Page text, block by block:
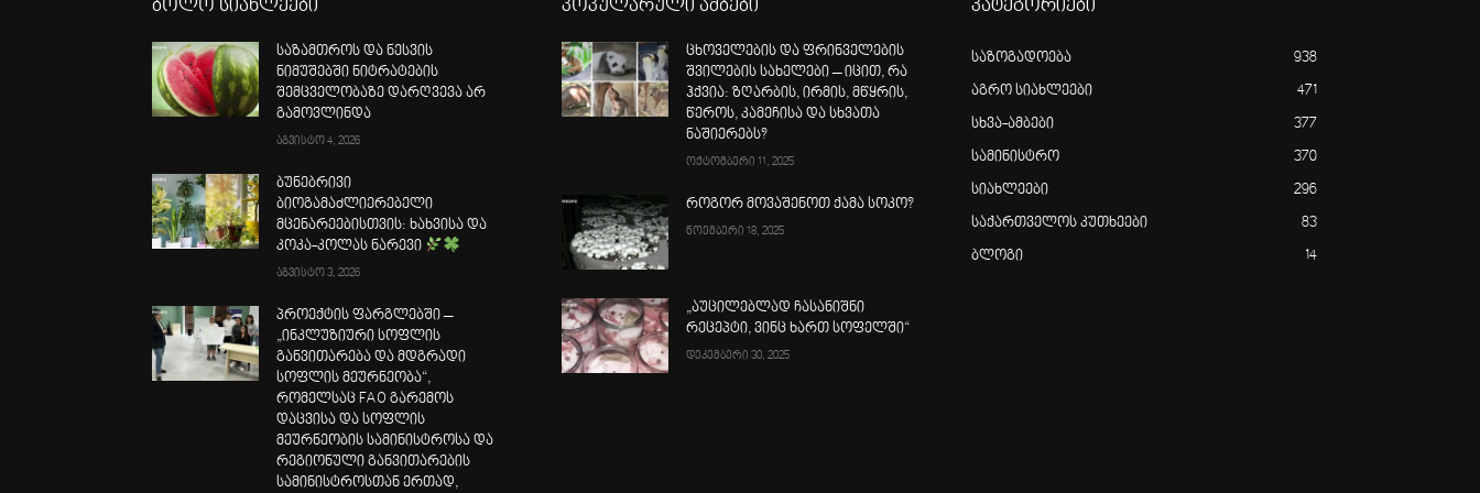
ბოლო სიახლეები
საზამთროს და ნესვის
ნიმუშებში ნიტრატების
შემცველობაზე დარღვევა არ
გამოვლინდა
აგვისტო 4, 2026
ბუნებრივი
ბიოგამაძლიერებელი
მცენარეებისთვის: ხახვისა და
კოკა-კოლას ნარევი
აგვისტო 3, 2026
პროექტის ფარგლებში –
„ინკლუზიური სოფლის
განვითარება და მდგრადი
სოფლის მეურნეობა“,
რომელსაც FAO გარემოს
დაცვისა და სოფლის
მეურნეობის სამინისტროსა და
რეგიონული განვითარების
სამინისტროსთან ერთად,
პოპულარული ამბები
ცხოველების და ფრინველების
შვილების სახელები – იცით, რა
ჰქვია: ზღარბის, ირმის, მწყრის,
წეროს, კამეჩისა და სხვათა
ნაშიერებს?
ოქტომბერი 11, 2025
როგორ მოვაშენოთ ქამა სოკო?
ნოემბერი 18, 2025
„აუცილებლად ჩასანიშნი
რეცეპტი, ვინც ხართ სოფელში“
დეკემბერი 30, 2025
კატეგორიები
საზოგადოება 938
აგრო სიახლეები 471
სხვა-ამბები 377
სამინისტრო 370
სიახლეები 296
საქართველოს კუთხეები 83
ბლოგი 14